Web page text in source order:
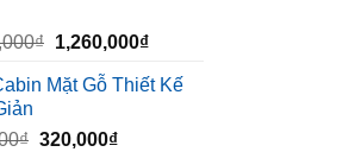
₫ Giá
là:
1,260,000₫Giá
tại
Mặt Gỗ Thiết Kế
₫ Giá
320,000₫Giá